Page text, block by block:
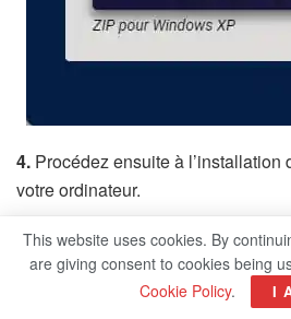
4. Procédez ensuite à
votre ordinateur.
This website uses cookies. By
are giving consent to cookies being
Cookie Policy. I